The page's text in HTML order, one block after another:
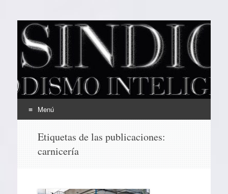
EL SINDICAL
Periodismo Inteligente
Menú
contenido
Etiquetas de las publicaciones:
carnicería